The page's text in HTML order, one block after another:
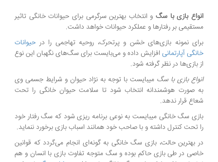
انواع بازی با سگ و انتخاب بهترین سرگرمی برای حیوانات خانگی تاثیر
مستقیمی بر رفتارها و عملکرد حیوانات خواهد داشت.
برای نمونه بازی‌های خشن و پرتحرک، روحیه تهاجمی را در حیوانات
خانگی آپارتمانیافزایش داده و می‌بایست برای سگ‌های نگهبان این نوع
از بازی‌ها در نظر گرفته شود.
انواع بازی با سگ میبایست با توجه به نژاد حیوان و شرایط جسمی وی
به صورت هوشمندانه انتخاب شود تا سلامت حیوان خانگی را تحت
شعاع قرار ندهد.
بازی سگ خانگی میبایست به نوعی برنامه ریزی شود که سگ رفتار خود
را تحت کنترل داشته و با صاحب خود همانند اسباب بازی برخورد ننماید.
در بهترین حالت، بازی سگ خانگی به گونه‌ای انجام می‌گردد که قوانین
خاصی در طی بازی حاکم بوده و سگ متوجه تفاوت بازی با انسان و هم